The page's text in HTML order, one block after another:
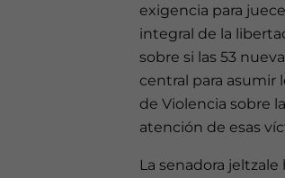
exigencia para
integral de la
sobre si las 53
central para asumir
de Violencia sobre
atención de esas
La senadora